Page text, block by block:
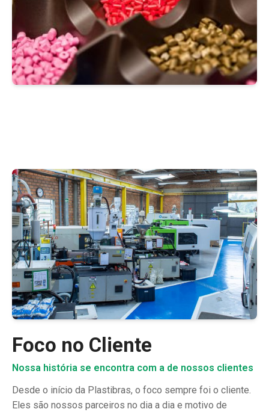
Foco no Cliente
Nossa história se encontra com a de nossos clientes
Desde o início da Plastibras, o foco sempre foi o cliente.
Eles são nossos parceiros no dia a dia e motivo de